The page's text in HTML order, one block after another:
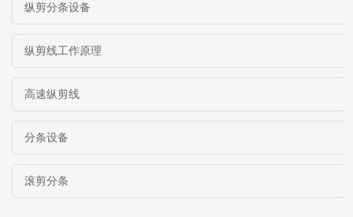
纵剪分条设备
纵剪线工作原理
高速纵剪线
分条设备
滚剪分条